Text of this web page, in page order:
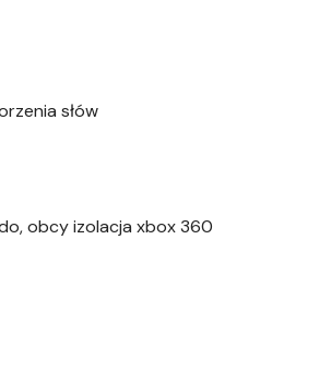
słów
obcy izolacja xbox 360